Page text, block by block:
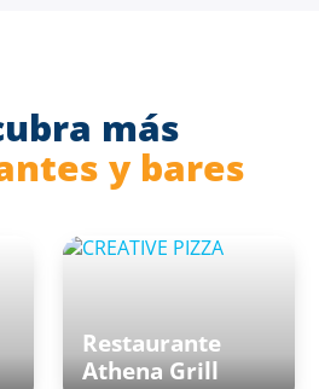
más
y bares
Restaurante
Athena Grill